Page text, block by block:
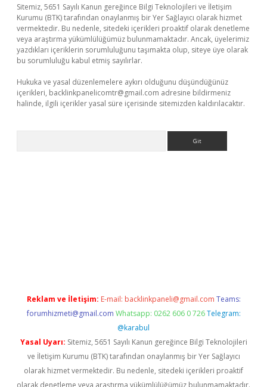
Sitemiz, 5651 Sayılı Kanun gereğince Bilgi Teknolojileri ve İletişim
Kurumu (BTK) tarafından onaylanmış bir Yer Sağlayıcı olarak hizmet
vermektedir. Bu nedenle, sitedeki içerikleri proaktif olarak denetleme
veya araştırma yükümlülüğümüz bulunmamaktadır. Ancak, üyelerimiz
yazdıkları içeriklerin sorumluluğunu taşımakta olup, siteye üye olarak
bu sorumluluğu kabul etmiş sayılırlar.
Hukuka ve yasal düzenlemelere aykırı olduğunu düşündüğünüz
içerikleri, backlinkpanelicomtr@gmail.com adresine bildirmeniz
halinde, ilgili içerikler yasal süre içerisinde sitemizden kaldırılacaktır.
Reklam ve İletişim: E-mail: backlinkpaneli@gmail.com Teams:
forumhizmeti@gmail.com Whatsapp: 0262 606 0 726 Telegram:
@karabul
Yasal Uyarı: Sitemiz, 5651 Sayılı Kanun gereğince Bilgi Teknolojileri
ve İletişim Kurumu (BTK) tarafından onaylanmış bir Yer Sağlayıcı
olarak hizmet vermektedir. Bu nedenle, sitedeki içerikleri proaktif
olarak denetleme veya araştırma yükümlülüğümüz bulunmamaktadır.